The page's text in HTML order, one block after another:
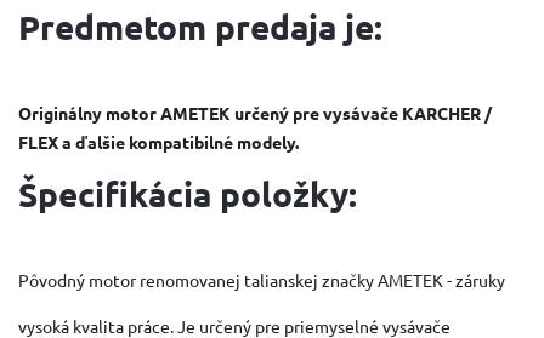
Predmetom predaja je:
Originálny motor AMETEK určený pre vysávače KARCHER /
FLEX a ďalšie kompatibilné modely.
Špecifikácia položky:
Pôvodný motor renomovanej talianskej značky AMETEK - záruky
vysoká kvalita práce. Je určený pre priemyselné vysávače